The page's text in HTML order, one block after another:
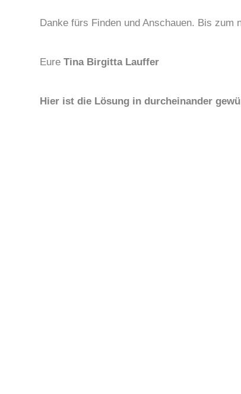
Danke fürs Finden und Anschauen. Bis zum
EureTina Birgitta Lauffer
Hier ist die Lösung in durcheinander